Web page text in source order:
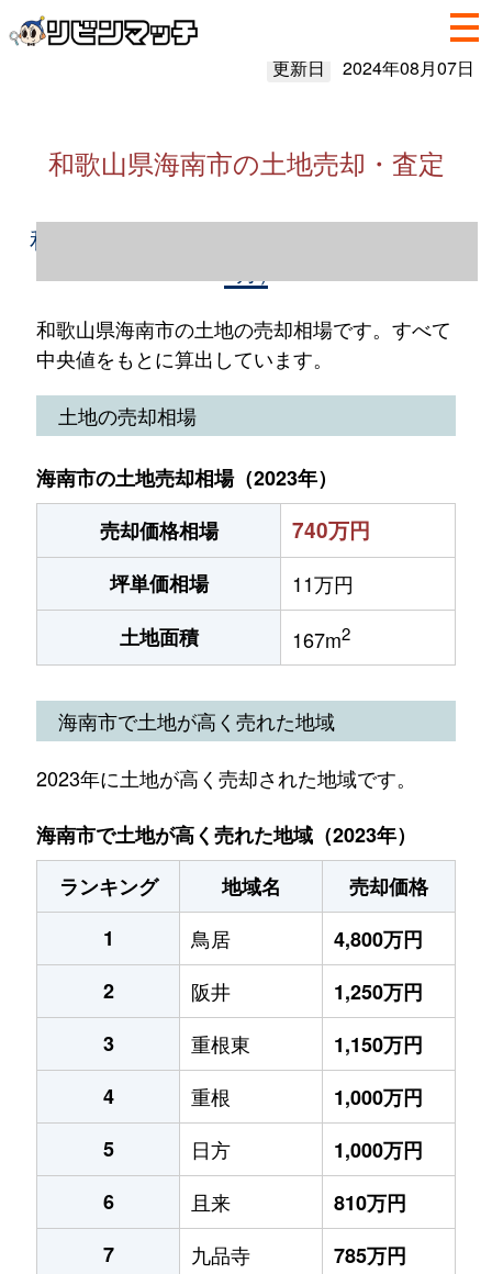
更新日 2024年08月07日
和歌山県海南市の土地売却・査定
和歌山県海南市の土地売却情報（2023年1～
和歌山県海南市の土地の売却相場です。すべて
中央値をもとに算出しています。
土地の売却相場
海南市の土地売却相場（2023年）
売却価格相場
740万円
坪単価相場
11万円
土地面積
167m2
海南市で土地が高く売れた地域
2023年に土地が高く売却された地域です。
海南市で土地が高く売れた地域（2023年）
ランキング
地域名
売却価格
1
鳥居
4,800万円
2
阪井
1,250万円
3
重根東
1,150万円
4
重根
1,000万円
5
日方
1,000万円
6
且来
810万円
7
九品寺
785万円